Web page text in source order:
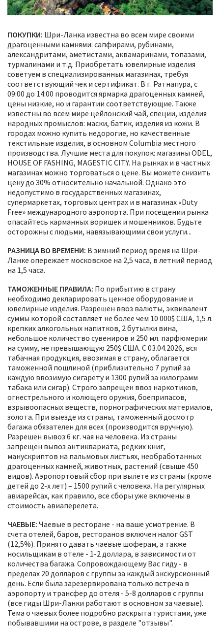
ПОКУПКИ: Шри-Ланка известна во всем мире своими
драгоценными камнями: сапфирами, рубинами,
александритами, аметистами, аквамаринами, топазами,
турмалинами и т.д. Приобретать ювелирные изделия
советуем в специализированных магазинах, требуя
соответствующий чек и сертификат. В г. Ратнапура, с
09:00 до 14:00 проводится ярмарка драгоценных камней,
цены низкие, но и гарантии соответствующие. Также
известны во всем мире цейлонский чай, специи, изделия
народных промыслов: маски, батик, изделия из кожи. В
городах можно купить недорогие, но качественные
текстильные изделия, в основном Columbia местного
производства. Лучшие места для покупок: магазины ODEL,
HOUSE OF FASHING, MAGESTIC CITY. На рынках и в частных
магазинах можно торговаться о цене. Вы можете снизить
цену до 30% относительно начальной. Однако это
недопустимо в государственных магазинах,
супермаркетах, торговых центрах и в магазинах «Duty
Free» международного аэропорта. При посещении рынка
опасайтесь карманных воришек и мошенников. Будьте
осторожны с людьми, навязывающими свои услуги...
РАЗНИЦА ВО ВРЕМЕНИ: В зимний период время на Шри-
Ланке опережает московское на 2,5 часа, в летний период
на 1,5 часа.
ТАМОЖЕННЫЕ ПРАВИЛА: По прибытию в страну
необходимо декларировать ценное оборудование и
ювелирные изделия. Разрешен ввоз валюты, эквивалент
суммы которой составляет не более чем 10 000$ США, 1,5 л.
крепких алкогольных напитков, 2 бутылки вина,
небольшое количество сувениров и 250 мл. парфюмерии
на сумму, не превышающую 250$ США. С 03.04.2026, вся
табачная продукция, ввозимая в страну, облагается
таможенной пошлиной (приблизительно 7 рупий за
каждую ввозимую сигарету и 1300 рупий за килограмм
табака или сигар). Строго запрещен ввоз наркотиков,
огнестрельного и колющего оружия, боеприпасов,
взрывоопасных веществ, порнографических материалов,
золота. При выезде из страны, таможенный досмотр
багажа обязателен для всех (производится вручную).
Разрешен вывоз 6 кг. чая на человека. Из страны
запрещен вывоз антиквариата, редких книг,
манускриптов на пальмовых листьях, необработанных
драгоценных камней, животных, растений (свыше 450
видов). Аэропортовый сбор при вылете из страны (кроме
детей до 2-х лет) – 1500 рупий с человека. На регулярных
авиарейсах, как правило, все сборы уже включены в
стоимость авиаперелета.
ЧАЕВЫЕ: Чаевые в ресторане - на ваше усмотрение. В
счета отелей, баров, ресторанов включен налог GST
(12,5%). Принято давать чаевые шоферам, а также
носильщикам в отеле - 1-2 доллара, в зависимости от
количества багажа. Сопровождающему Вас гиду - в
пределах 20 долларов с группы за каждый экскурсионный
день. Если была зарезервирована только встреча в
аэропорту и трансфер до отеля - 5-8 долларов с группы
(все гиды Шри-Ланки работают в основном за чаевые).
Тема о чаевых более подробно раскрыта туристами, уже
побывавшими на острове, в разделе "отзывы".